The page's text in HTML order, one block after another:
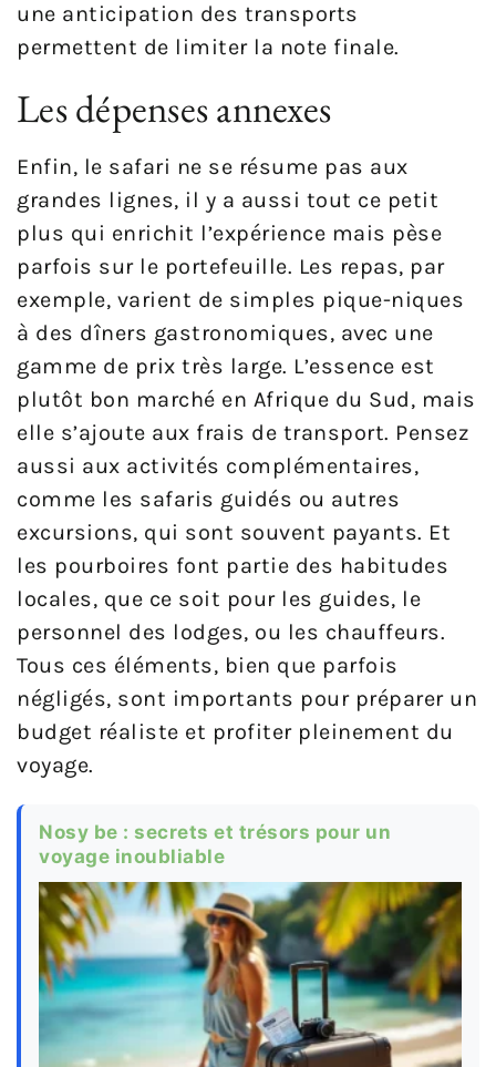
une anticipation des transports
permettent de limiter la note finale.
Les dépenses annexes
Enfin, le safari ne se résume pas aux
grandes lignes, il y a aussi tout ce petit
plus qui enrichit l’expérience mais pèse
parfois sur le portefeuille. Les repas, par
exemple, varient de simples pique-niques
à des dîners gastronomiques, avec une
gamme de prix très large. L’essence est
plutôt bon marché en Afrique du Sud, mais
elle s’ajoute aux frais de transport. Pensez
aussi aux activités complémentaires,
comme les safaris guidés ou autres
excursions, qui sont souvent payants. Et
les pourboires font partie des habitudes
locales, que ce soit pour les guides, le
personnel des lodges, ou les chauffeurs.
Tous ces éléments, bien que parfois
négligés, sont importants pour préparer un
budget réaliste et profiter pleinement du
voyage.
Nosy be : secrets et trésors pour un
voyage inoubliable